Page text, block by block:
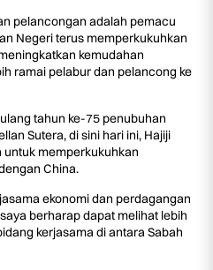
pelancongan adalah pemacu
Negeri terus memperkukuhkan
kemudahan
ramai pelabur dan pelancong ke
tahun ke-75 penubuhan
Sutera, di sini hari ini, Hajiji
untuk memperkukuhkan
China.
ekonomi dan perdagangan
berharap dapat melihat lebih
kerjasama di antara Sabah